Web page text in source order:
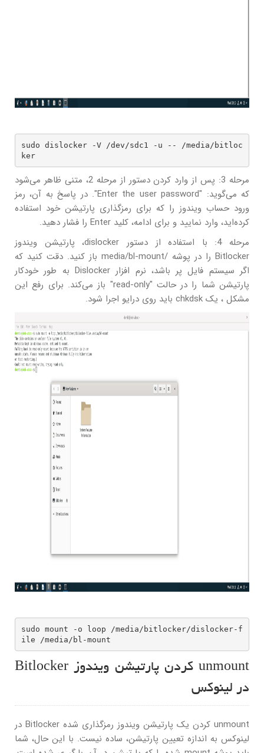
sudo dislocker -V /dev/sdc1 -u -- /media/bitloc
ker
مرحله 3: پس از وارد کردن دستور از مرحله 2، متنی ظاهر می‌شود
که می‌گوید: "Enter the user password". در پاسخ به آن، رمز
ورود حساب ویندوز را که برای رمزگذاری پارتیشن خود استفاده
کرده‌اید، وارد نمایید و برای ادامه، کلید Enter را فشار دهید.
مرحله 4: با استفاده از دستور dislocker، پارتیشن ویندوز
Bitlocker را در پوشه /media/bl-mount باز کنید. دقت کنید که
اگر سیستم فایل پر باشد، نرم افزار Dislocker به طور خودکار
پارتیشن شما را در حالت "read-only" باز می‌کند. برای رفع این
مشکل ، یک chkdsk باید روی درایو اجرا شود.
sudo mount -o loop /media/bitlocker/dislocker-f
ile /media/bl-mount
unmount کردن پارتیشن ویندوز Bitlocker
در لینوکس
unmount کردن یک پارتیشن ویندوز رمزگذاری شده Bitlocker در
لینوکس به اندازه تعیین پارتیشن، ساده نیست. با این حال، شما